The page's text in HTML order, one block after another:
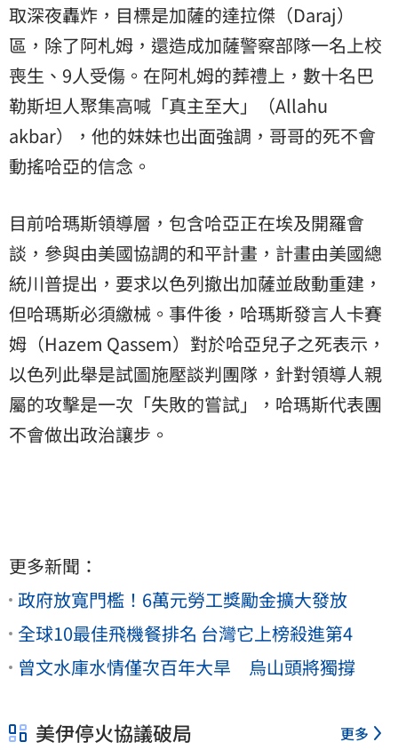
取深夜轟炸，目標是加薩的達拉傑（Daraj）
區，除了阿札姆，還造成加薩警察部隊一名上校
喪生、9人受傷。在阿札姆的葬禮上，數十名巴
勒斯坦人聚集高喊「真主至大」（Allahu
akbar），他的妹妹也出面強調，哥哥的死不會
動搖哈亞的信念。
目前哈瑪斯領導層，包含哈亞正在埃及開羅會
談，參與由美國協調的和平計畫，計畫由美國總
統川普提出，要求以色列撤出加薩並啟動重建，
但哈瑪斯必須繳械。事件後，哈瑪斯發言人卡賽
姆（Hazem Qassem）對於哈亞兒子之死表示，
以色列此舉是試圖施壓談判團隊，針對領導人親
屬的攻擊是一次「失敗的嘗試」，哈瑪斯代表團
不會做出政治讓步。
更多新聞：
政府放寬門檻！6萬元勞工獎勵金擴大發放
全球10最佳飛機餐排名 台灣它上榜殺進第4
曾文水庫水情僅次百年大旱 烏山頭將獨撐
美伊停火協議破局 更多